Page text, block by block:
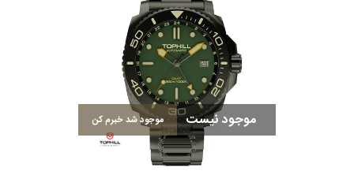
موجود نیست موجود شد خبرم کن